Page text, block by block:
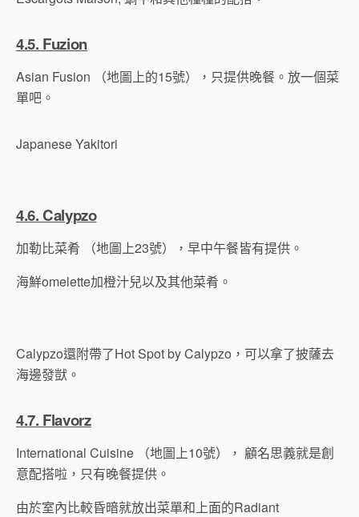
4.5. Fuzion
Asian Fusion （地圖上的15號），只提供晚餐。放一個菜
單吧。
Japanese Yakitori
4.6. Calypzo
加勒比菜肴 （地圖上23號），早中午餐皆有提供。
海鮮omelette加橙汁兒以及其他菜肴。
Calypzo還附帶了Hot Spot by Calypzo，可以拿了披薩去
海邊發獃。
4.7. Flavorz
International Cuisine （地圖上10號）， 顧名思義就是創
意配搭啦，只有晚餐提供。
由於室內比較昏暗就放出菜單和上面的Radiant